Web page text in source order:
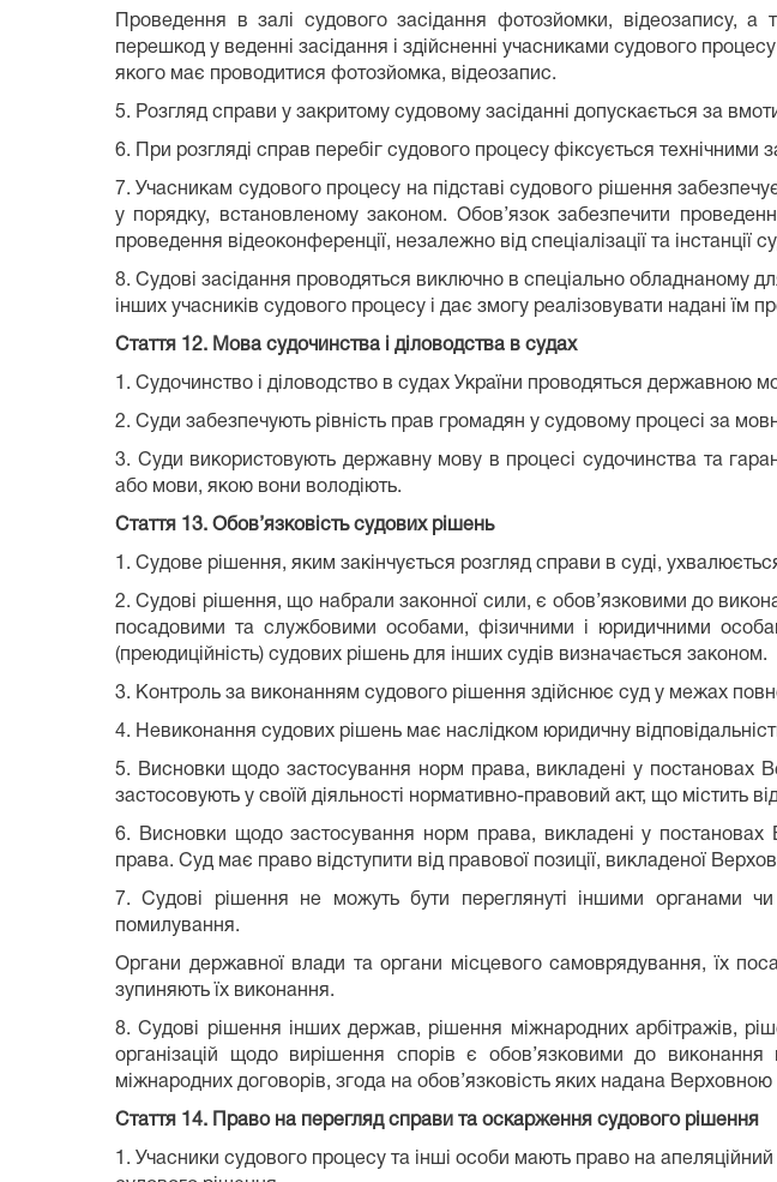
Проведення в залі судового засідання фотозйомки, відеозапису, а
перешкод у веденні засідання і здійсненні учасниками судового
якого має проводитися фотозйомка, відеозапис.
5. Розгляд справи у закритому судовому засіданні допускається за
6. При розгляді справ перебіг судового процесу фіксується
7. Учасникам судового процесу на підставі судового рішення
у порядку, встановленому законом. Обов’язок забезпечити
проведення відеоконференції, незалежно від спеціалізації та інстанції
8. Судові засідання проводяться виключно в спеціально обладнаному
інших учасників судового процесу і дає змогу реалізовувати надані їм
Стаття 12. Мова судочинства і діловодства в судах
1. Судочинство і діловодство в судах України проводяться державною
2. Суди забезпечують рівність прав громадян у судовому процесі за
3. Суди використовують державну мову в процесі судочинства та
або мови, якою вони володіють.
Стаття 13. Обов’язковість судових рішень
1. Судове рішення, яким закінчується розгляд справи в суді,
2. Судові рішення, що набрали законної сили, є обов’язковими до
посадовими та службовими особами, фізичними і юридичними
(преюдиційність) судових рішень для інших судів визначається законом.
3. Контроль за виконанням судового рішення здійснює суд у межах
4. Невиконання судових рішень має наслідком юридичну
5. Висновки щодо застосування норм права, викладені у постановах
застосовують у своїй діяльності нормативно-правовий акт, що містить
6. Висновки щодо застосування норм права, викладені у
права. Суд має право відступити від правової позиції, викладеної
7. Судові рішення не можуть бути переглянуті іншими органами
помилування.
Органи державної влади та органи місцевого самоврядування, їх
зупиняють їх виконання.
8. Судові рішення інших держав, рішення міжнародних арбітражів,
організацій щодо вирішення спорів є обов’язковими до
міжнародних договорів, згода на обов’язковість яких надана
Стаття 14. Право на перегляд справи та оскарження судового рішення
1. Учасники судового процесу та інші особи мають право на